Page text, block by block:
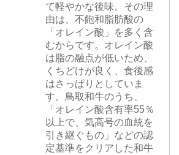
て軽やかな後味。その理
由は、不飽和脂肪酸の
「オレイン酸」を多く含
むからです。オレイン酸
は脂の融点が低いため、
くちどけが良く、食後感
はさっぱりとしていま
す。鳥取和牛のうち、
「オレイン酸含有率55％
以上で、気高号の血統を
引き継ぐもの」などの認
定基準をクリアした和牛